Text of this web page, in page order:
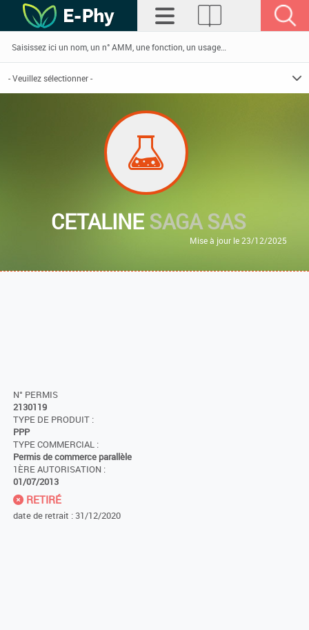
CETALINESAGA SAS
Mise à jour le 23/12/2025
N° PERMIS
2130119
TYPE DE PRODUIT :
PPP
TYPE COMMERCIAL :
Permis de commerce parallèle
1ÈRE AUTORISATION :
01/07/2013
RETIRÉ
date de retrait : 31/12/2020